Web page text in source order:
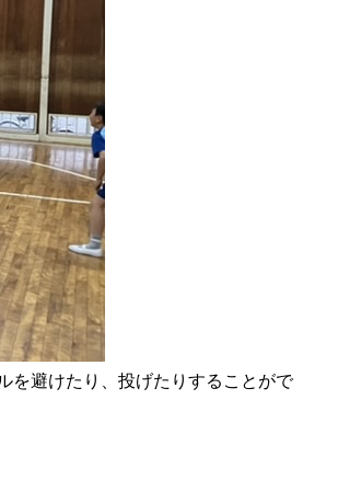
を避けたり、投げたりすることがで